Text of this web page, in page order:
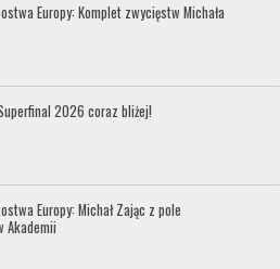
Europy: Komplet zwycięstw Michała
2026 coraz bliżej!
Europy: Michał Zając z pole
Akademii